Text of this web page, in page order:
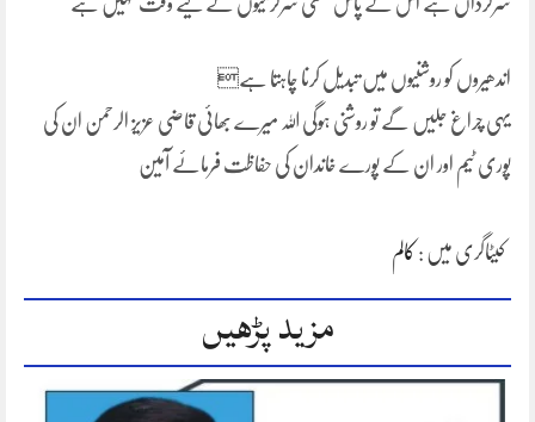
اندھیروں کو روشنیوں میں تبدیل کرنا چاہتا ہے
یہی چراغ جلیں گے تو روشنی ہوگی اللہ میرے بھائی قاضی عزیز الرحمن ان کی
پوری ٹیم اور ان کے پورے خاندان کی حفاظت فرمائے آمین
کیٹاگری میں : کالم
مزید پڑھیں